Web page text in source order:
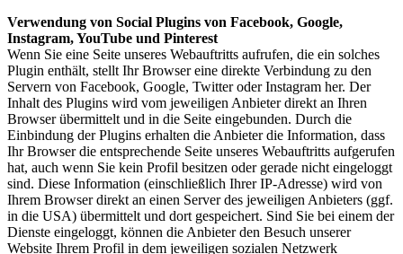
Verwendung von Social Plugins von Facebook, Google,
Instagram, YouTube und Pinterest
Wenn Sie eine Seite unseres Webauftritts aufrufen, die ein solches
Plugin enthält, stellt Ihr Browser eine direkte Verbindung zu den
Servern von Facebook, Google, Twitter oder Instagram her. Der
Inhalt des Plugins wird vom jeweiligen Anbieter direkt an Ihren
Browser übermittelt und in die Seite eingebunden. Durch die
Einbindung der Plugins erhalten die Anbieter die Information, dass
Ihr Browser die entsprechende Seite unseres Webauftritts aufgerufen
hat, auch wenn Sie kein Profil besitzen oder gerade nicht eingeloggt
sind. Diese Information (einschließlich Ihrer IP-Adresse) wird von
Ihrem Browser direkt an einen Server des jeweiligen Anbieters (ggf.
in die USA) übermittelt und dort gespeichert. Sind Sie bei einem der
Dienste eingeloggt, können die Anbieter den Besuch unserer
Website Ihrem Profil in dem jeweiligen sozialen Netzwerk